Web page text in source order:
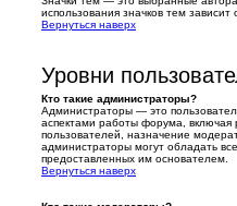
использования значков тем
Вернуться наверх
Уровни
Кто такие администраторы?
Администраторы — это
аспектами работы форума, включая
пользователей, назначение
администраторы могут обладать
предоставленных им основателем.
Вернуться наверх